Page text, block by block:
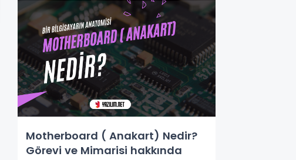
Motherboard ( Anakart) Nedir?
Görevi ve Mimarisi hakkında